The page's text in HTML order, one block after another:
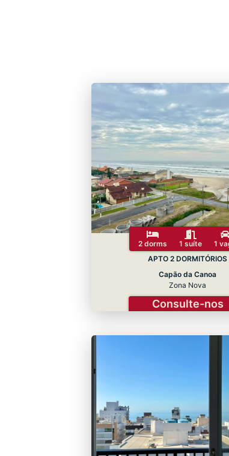
2 dorms 1 suíte
1
APTO 2 DORMITÓRIOS
Capão da Canoa
Zona Nova
Consulte-nos